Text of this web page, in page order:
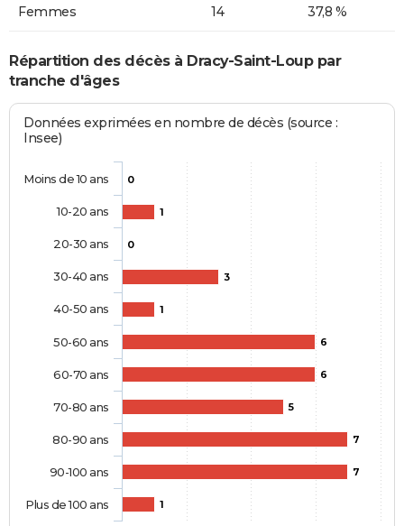
Femmes 14 37,8 %
Répartition des décès à Dracy-Saint-Loup par
tranche d'âges
Données exprimées en nombre de décès (source :
Insee)
0
1
0
3
1
6
6
5
7
7
1
Moins de 10 ans
10-20 ans
20-30 ans
30-40 ans
40-50 ans
50-60 ans
60-70 ans
70-80 ans
80-90 ans
90-100 ans
Plus de 100 ans